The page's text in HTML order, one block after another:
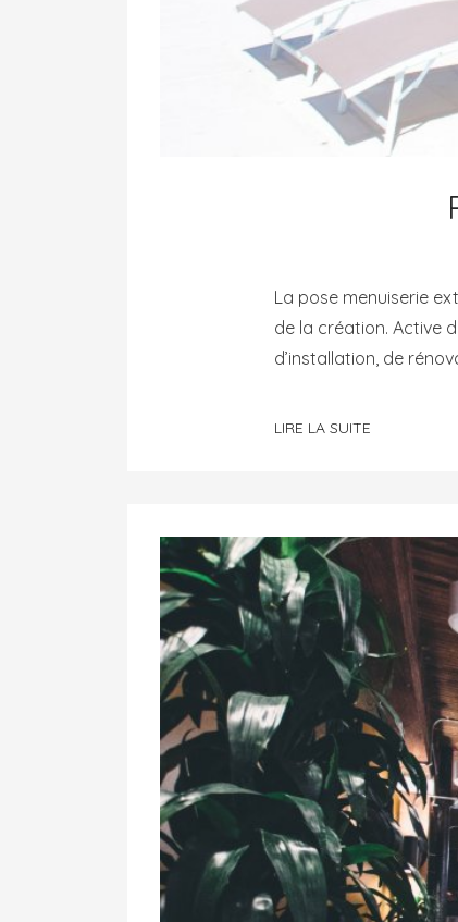
La pose menuiserie
de la création. Active
d’installation, de
LIRE LA SUITE